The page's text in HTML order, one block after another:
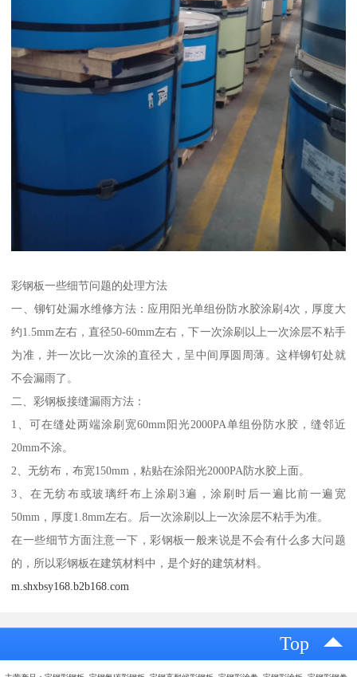
彩钢板一些细节问题的处理方法
一、铆钉处漏水维修方法：应用阳光单组份防水胶涂刷4次，厚度大
约1.5mm左右，直径50-60mm左右，下一次涂刷以上一次涂层不粘手
为准，并一次比一次涂的直径大，呈中间厚圆周薄。这样铆钉处就
不会漏雨了。
二、彩钢板接缝漏雨方法：
1、可在缝处两端涂刷宽60mm阳光2000PA单组份防水胶，缝邻近
20mm不涂。
2、无纺布，布宽150mm，粘贴在涂阳光2000PA防水胶上面。
3、在无纺布或玻璃纤布上涂刷3遍，涂刷时后一遍比前一遍宽
50mm，厚度1.8mm左右。后一次涂刷以上一次涂层不粘手为准。
在一些细节方面注意一下，彩钢板一般来说是不会有什么多大问题
的，所以彩钢板在建筑材料中，是个好的建筑材料。
m.shxbsy168.b2b168.com
Top